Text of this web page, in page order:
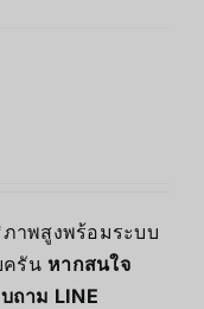
าพสูงพร้อมระบบ
ครัน หากสนใจ
ถาม LINE